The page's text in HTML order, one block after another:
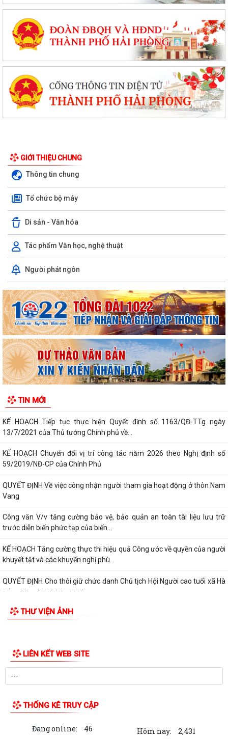
GIỚI THIỆU CHUNG
Thông tin chung
Tổ chức bộ máy
Di sản - Văn hóa
Tác phẩm Văn học, nghệ thuật
Người phát ngôn
TIN MỚI
hội viên phụ nữ trên địa bàn
Ban chỉ huy quân sự xã Hà Bắc tiếp nhận đơn xung phong tình nguyện
nhập ngũ năm 2027 của 4 công dân
Xã Hà Bắc: Bế mạc lớp bồi dưỡng kiến thức quốc phòng và an ninh đối
tượng 4 năm 2026.
KẾ HOẠCH Triển khai thực hiện chỉ tiêu phát triển người tham gia bảo
hiểm y tế năm 2026 và giai...
bàn xã Hà Bắc năm 2026
KẾ HOẠCH Tiếp tục thực hiện Quyết định số 1163/QĐ-TTg ngày
13/7/2021 của Thủ tướng Chính phủ về...
KẾ HOẠCH Chuyển đổi vị trí công tác năm 2026 theo Nghị định số
59/2019/NĐ-CP của Chính Phủ
QUYẾT ĐỊNH Về việc công nhận người tham gia hoạt động ở thôn Nam
Vang
Công văn V/v tăng cường bảo vệ, bảo quản an toàn tài liệu lưu trữ
trước diễn biến phức tạp của biến...
KẾ HOẠCH Tăng cường thực thi hiệu quả Công ước về quyền của người
khuyết tật và các khuyến nghị phù...
QUYẾT ĐỊNH Cho thôi giữ chức danh Chủ tịch Hội Người cao tuổi xã Hà
Bắc nhiệm kỳ 2026 - 2031
QUYẾT ĐỊNH Công nhận chức danh Chủ tịch Hội Người cao tuổi xã Hà
án, kế hoạch sắp xếp các cơ sở giáo dục mầm...
QUYẾT ĐỊNH Về việc công nhận người tham gia hoạt động ở thôn Cổ
Chẩm 1
QUYẾT ĐỊNH Về việc công nhận người tham gia hoạt động ở thôn Cổ
THƯ VIỆN ẢNH